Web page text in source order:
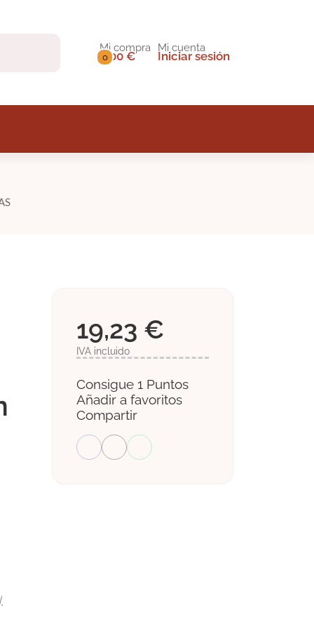
0
Mi compra
0,00 €
Mi cuenta
Iniciar sesión
19,23 €
IVA incluido
Consigue 1 Puntos
Añadir a favoritos
Compartir